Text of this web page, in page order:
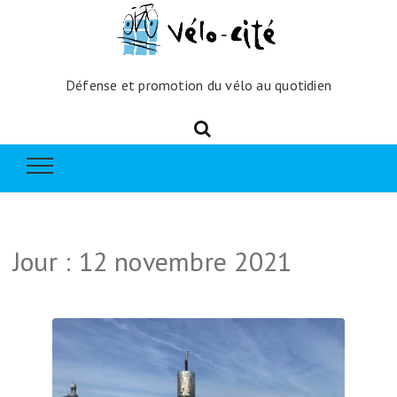
Défense et promotion du vélo au quotidien
Jour : 12 novembre 2021